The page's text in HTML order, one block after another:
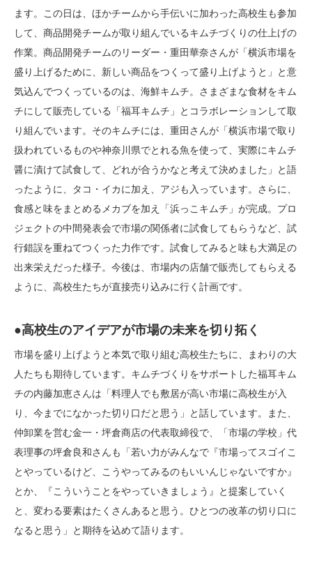
ます。この日は、ほかチームから手伝いに加わった高校生も参加
して、商品開発チームが取り組んでいるキムチづくりの仕上げの
作業。商品開発チームのリーダー・重田華奈さんが「横浜市場を
盛り上げるために、新しい商品をつくって盛り上げようと」と意
気込んでつくっているのは、海鮮キムチ。さまざまな食材をキム
チにして販売している「福耳キムチ」とコラボレーションして取
り組んでいます。そのキムチには、重田さんが「横浜市場で取り
扱われているものや神奈川県でとれる魚を使って、実際にキムチ
醤に漬けて試食して、どれが合うかなと考えて決めました」と語
ったように、タコ・イカに加え、アジも入っています。さらに、
食感と味をまとめるメカブを加え「浜っこキムチ」が完成。プロ
ジェクトの中間発表会で市場の関係者に試食してもらうなど、試
行錯誤を重ねてつくった力作です。試食してみると味も大満足の
出来栄えだった様子。今後は、市場内の店舗で販売してもらえる
ように、高校生たちが直接売り込みに行く計画です。
●高校生のアイデアが市場の未来を切り拓く
市場を盛り上げようと本気で取り組む高校生たちに、まわりの大
人たちも期待しています。キムチづくりをサポートした福耳キム
チの内藤加恵さんは「料理人でも敷居が高い市場に高校生が入
り、今までになかった切り口だと思う」と話しています。また、
仲卸業を営む金一・坪倉商店の代表取締役で、「市場の学校」代
表理事の坪倉良和さんも「若い力がみんなで『市場ってスゴイこ
とやっているけど、こうやってみるのもいいんじゃないですか』
とか、『こういうことをやっていきましょう』と提案していく
と、変わる要素はたくさんあると思う。ひとつの改革の切り口に
なると思う」と期待を込めて語ります。